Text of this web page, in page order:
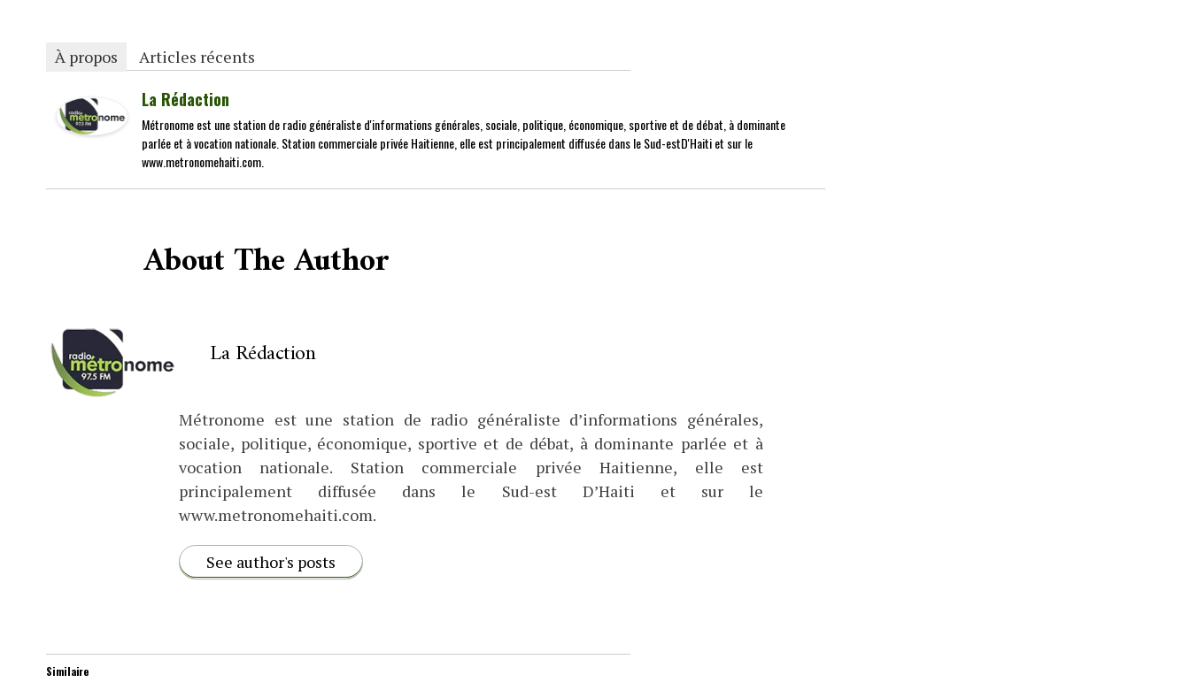
À propos Articles récents
La Rédaction
Métronome est une station de radio généraliste d'informations générales, sociale, politique, économique, sportive et de débat, à dominante
parlée et à vocation nationale. Station commerciale privée Haitienne, elle est principalement diffusée dans le Sud-estD'Haiti et sur le
www.metronomehaiti.com.
About The Author
La Rédaction
Métronome est une station de radio généraliste d’informations générales,
sociale, politique, économique, sportive et de débat, à dominante parlée et à
vocation nationale. Station commerciale privée Haitienne, elle est
principalement diffusée dans le Sud-est D’Haiti et sur le
www.metronomehaiti.com.
See author's posts
Similaire